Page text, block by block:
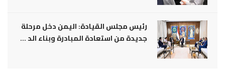
رئيس مجلس القيادة: اليمن دخل مرحلة
جديدة من استعادة المبادرة وبناء الد ...